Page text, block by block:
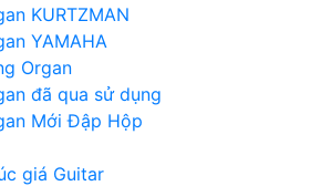
KURTZMAN
YAMAHA
Organ
đã qua sử dụng
Mới Đập Hộp
giá Guitar